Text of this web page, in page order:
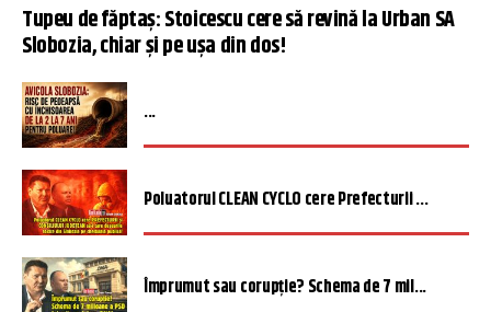
Tupeu de făptaș: Stoicescu cere să revină la Urban SA
Slobozia, chiar și pe ușa din dos!
...
Poluatorul CLEAN CYCLO cere Prefecturii ...
Împrumut sau corupție? Schema de 7 mil...